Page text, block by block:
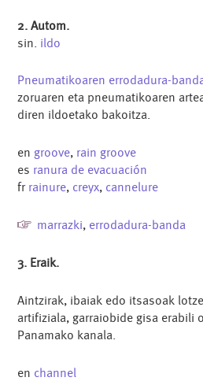
2. Autom.
sin. ildo
Pneumatikoaren errodadura-
zoruaren eta pneumatikoaren
diren ildoetako bakoitza.
en groove, rain groove
es ranura de evacuación
fr rainure, creyx, cannelure
marrazki, errodadura-banda
3. Eraik.
Aintzirak, ibaiak edo itsasoak
artifiziala, garraiobide gisa erabili
Panamako kanala.
en channel